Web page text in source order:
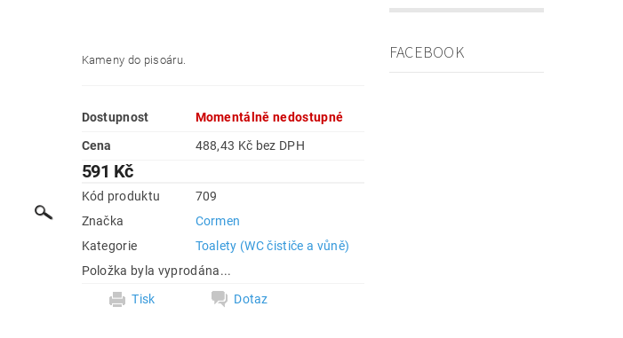
Kameny do pisoáru.
Dostupnost
Momentálně nedostupné
Cena
488,43 Kč bez DPH
591 Kč
Kód produktu
709
Značka
Cormen
Kategorie
Toalety (WC čističe a vůně)
Položka byla vyprodána...
Tisk
Dotaz
FACEBOOK